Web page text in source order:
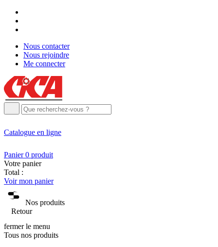
Nous contacter
Nous rejoindre
Me connecter
Catalogue en ligne
Panier 0 produit
Votre panier
Total :
Voir mon panier
Nos produits
Retour
fermer le menu
Tous nos produits